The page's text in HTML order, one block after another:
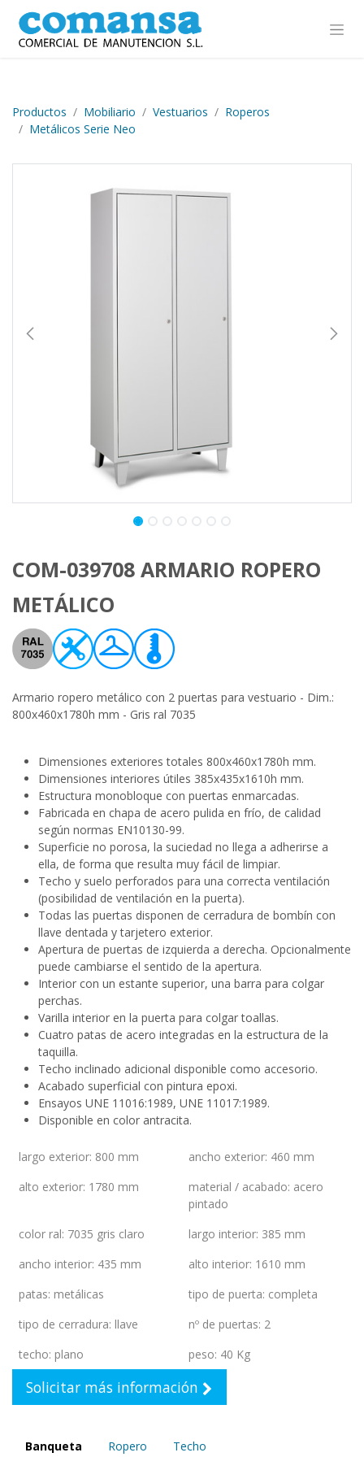
Ir al contenido
Productos Mobiliario Vestuarios
Roperos
Metálicos Serie Neo
COM-039708 ARMARIO ROPERO
METÁLICO
Armario ropero metálico con 2 puertas para vestuario - Dim.:
800x460x1780h mm - Gris ral 7035
Dimensiones exteriores totales 800x460x1780h mm.
Dimensiones interiores útiles 385x435x1610h mm.
Estructura monobloque con puertas enmarcadas.
Fabricada en chapa de acero pulida en frío, de calidad
según normas EN10130-99.
Superficie no porosa, la suciedad no llega a adherirse a
ella, de forma que resulta muy fácil de limpiar.
Techo y suelo perforados para una correcta ventilación
(posibilidad de ventilación en la puerta).
Todas las puertas disponen de cerradura de bombín con
llave dentada y tarjetero exterior.
Apertura de puertas de izquierda a derecha. Opcionalmente
puede cambiarse el sentido de la apertura.
Interior con un estante superior, una barra para colgar
perchas.
Varilla interior en la puerta para colgar toallas.
Cuatro patas de acero integradas en la estructura de la
taquilla.
Techo inclinado adicional disponible como accesorio.
Acabado superficial con pintura epoxi.
Ensayos UNE 11016:1989, UNE 11017:1989.
Disponible en color antracita.
largo exterior: 800 mm ancho exterior: 460 mm
alto exterior: 1780 mm material / acabado: acero
pintado
color ral: 7035 gris claro largo interior: 385 mm
ancho interior: 435 mm alto interior: 1610 mm
patas: metálicas tipo de puerta: completa
tipo de cerradura: llave nº de puertas: 2
techo: plano peso: 40 Kg
Solicitar más información
Banqueta Ropero Techo